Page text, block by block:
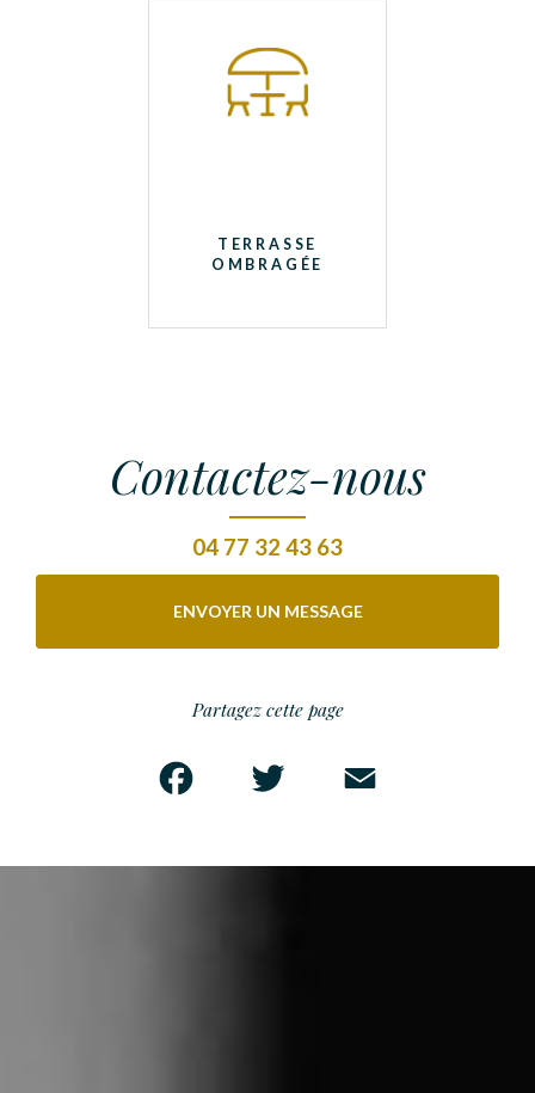
TERRASSE
OMBRAGÉE
Contactez-nous
04 77 32 43 63
ENVOYER UN MESSAGE
Partagez cette page